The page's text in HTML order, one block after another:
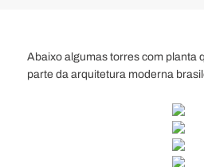
Abaixo algumas torres com planta
parte da arquitetura moderna